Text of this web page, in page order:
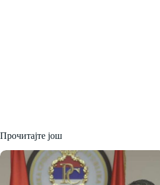
Прочитајте још